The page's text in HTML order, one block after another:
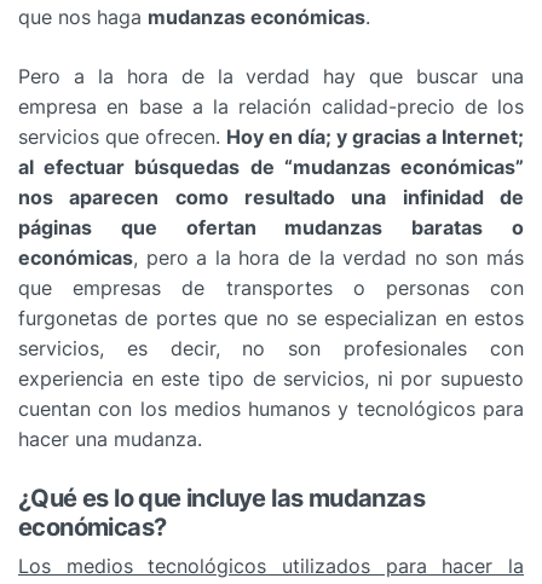
que nos haga mudanzas económicas.
Pero a la hora de la verdad hay que buscar una
empresa en base a la relación calidad-precio de los
servicios que ofrecen. Hoy en día; y gracias a Internet;
al efectuar búsquedas de “mudanzas económicas”
nos aparecen como resultado una infinidad de
páginas que ofertan mudanzas baratas o
económicas, pero a la hora de la verdad no son más
que empresas de transportes o personas con
furgonetas de portes que no se especializan en estos
servicios, es decir, no son profesionales con
experiencia en este tipo de servicios, ni por supuesto
cuentan con los medios humanos y tecnológicos para
hacer una mudanza.
¿Qué es lo que incluye las mudanzas
económicas?
Los medios tecnológicos utilizados para hacer la